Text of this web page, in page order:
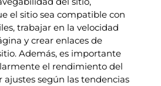
el sitio sea compatible con
trabajar en la velocidad
y crear enlaces de
Además, es importante
el rendimiento del
ajustes según las tendencias